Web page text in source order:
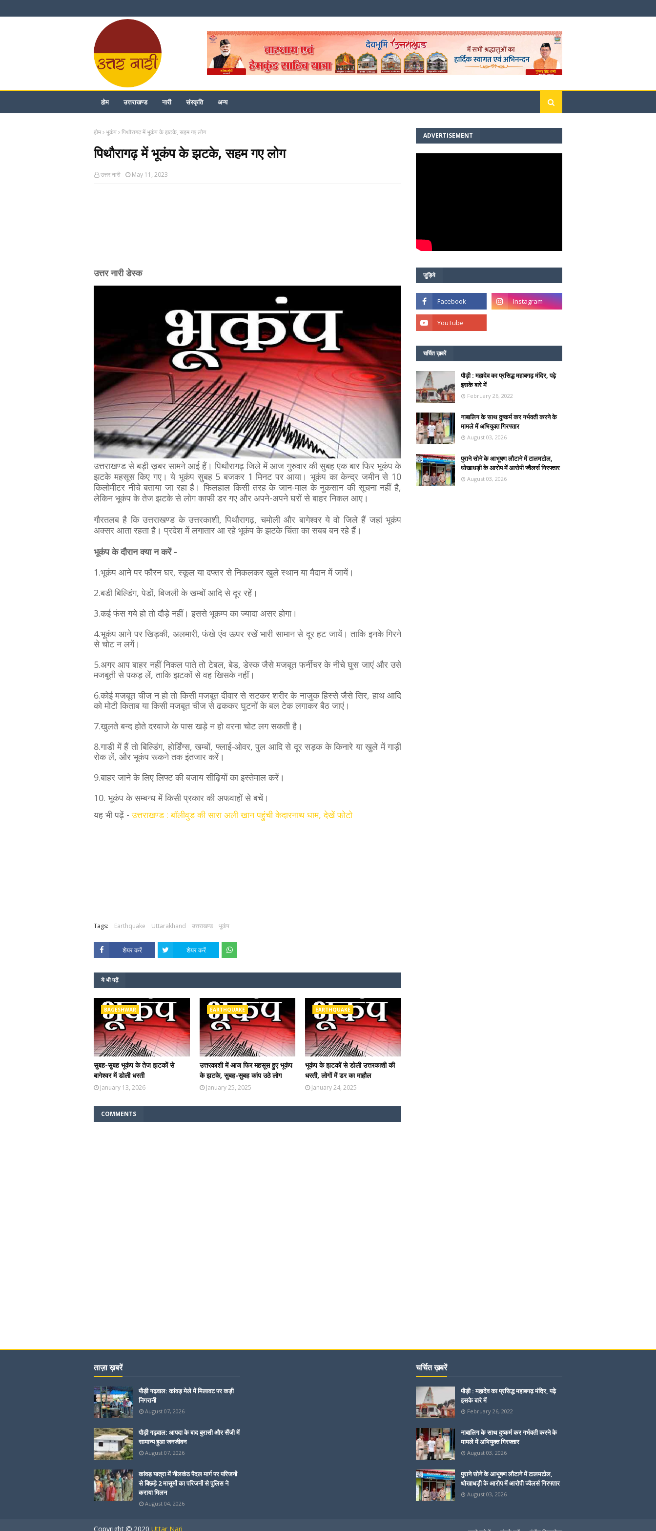
होम उत्तराखण्ड नारी संस्कृति अन्य
होम भूकंप पिथौरागढ़ में भूकंप के झटके, सहम गए लोग
पिथौरागढ़ में भूकंप के झटके, सहम गए लोग
उत्तर नारी May 11, 2023
उत्तर नारी डेस्क
उत्तराखण्ड से बड़ी ख़बर सामने आई हैं। पिथौरागढ़ जिले में आज गुरुवार की सुबह एक बार फिर भूकंप के
झटके महसूस किए गए। ये भूकंप सुबह 5 बजकर 1 मिनट पर आया। भूकंप का केन्द्र जमीन से 10
किलोमीटर नीचे बताया जा रहा है। फिलहाल किसी तरह के जान-माल के नुकसान की सूचना नहीं है,
लेकिन भूकंप के तेज झटके से लोग काफी डर गए और अपने-अपने घरों से बाहर निकल आए।
गौरतलब है कि उत्तराखण्ड के उत्तरकाशी, पिथौरागढ़, चमोली और बागेश्वर ये वो जिले हैं जहां भूकंप
अक्सर आता रहता है। प्रदेश में लगातार आ रहे भूकंप के झटके चिंता का सबब बन रहे हैं।
भूकंप के दौरान क्या न करें -
1.भूकंप आने पर फौरन घर, स्कूल या दफ्तर से निकलकर खुले स्थान या मैदान में जायें।
2.बडी बिल्डिंग, पेडों, बिजली के खम्बों आदि से दूर रहें।
3.कई फंस गये हो तो दौड़े नहीं। इससे भूकम्प का ज्यादा असर होगा।
4.भूकंप आने पर खिड़की, अलमारी, फंखे एंव ऊपर रखें भारी सामान से दूर हट जायें। ताकि इनके गिरने
से चोट न लगें।
5.अगर आप बाहर नहीं निकल पाते तो टेबल, बेड, डेस्क जैसे मजबूत फर्नीचर के नीचे घुस जाएं और उसे
मजबूती से पकड़ लें, ताकि झटकों से वह खिसके नहीं।
6.कोई मजबूत चीज न हो तो किसी मजबूत दीवार से सटकर शरीर के नाजुक हिस्से जैसे सिर, हाथ आदि
को मोटी किताब या किसी मजबूत चीज से ढककर घुटनों के बल टेक लगाकर बैठ जाएं।
7.खुलते बन्द होते दरवाजे के पास खड़े न हो वरना चोट लग सकती है।
8.गाडी में हैं तो बिल्डिंग, होर्डिंग्स, खम्बों, फ्लाई-ओवर, पुल आदि से दूर सड़क के किनारे या खुले में गाड़ी
रोक लें, और भूकंप रूकने तक इंतजार करें।
9.बाहर जाने के लिए लिफ्ट की बजाय सीढ़ियों का इस्तेमाल करें।
10. भूकंप के सम्बन्ध में किसी प्रकार की अफवाहों से बचें।
यह भी पढ़ें -उत्तराखण्ड : बॉलीवुड की सारा अली खान पहुंची केदारनाथ धाम, देखें फोटो
Tags: Earthquake Uttarakhand उत्तराखण्ड भूकंप
शेयर करें शेयर करें
ये भी पढ़ें
BAGESHWAR
सुबह-सुबह भूकंप के तेज झटकों से
बागेश्वर में डोली धरती
January 13, 2026
EARTHQUAKE
उत्तरकाशी में आज फिर महसूस हुए भूकंप
के झटके, सुबह-सुबह कांप उठे लोग
January 25, 2025
EARTHQUAKE
भूकंप के झटकों से डोली उत्तरकाशी की
धरती, लोगों में डर का माहौल
January 24, 2025
COMMENTS
ADVERTISEMENT
जुड़िये
चर्चित ख़बरें
पौड़ी : महादेव का प्रसिद्ध महाबगढ़ मंदिर, पढ़े
इसके बारे में
February 26, 2022
नाबालिग के साथ दुष्कर्म कर गर्भवती करने के
मामले में अभियुक्त गिरफ्तार
August 03, 2026
पुराने सोने के आभूषण लौटाने में टालमटोल,
धोखाधड़ी के आरोप में आरोपी ज्वैलर्स गिरफ्तार
August 03, 2026
ताज़ा ख़बरें
पौड़ी गढ़वाल: कांवड़ मेले में मिलावट पर कड़ी
निगरानी
August 07, 2026
पौड़ी गढ़वाल: आपदा के बाद बुरासी और सैंजी में
सामान्य हुआ जनजीवन
August 07, 2026
कांवड़ यात्रा में नीलकंठ पैदल मार्ग पर परिजनों
से बिछड़े 2 मासूमों का परिजनों से पुलिस ने
कराया मिलन
August 04, 2026
चर्चित ख़बरें
पौड़ी : महादेव का प्रसिद्ध महाबगढ़ मंदिर, पढ़े
इसके बारे में
February 26, 2022
नाबालिग के साथ दुष्कर्म कर गर्भवती करने के
मामले में अभियुक्त गिरफ्तार
August 03, 2026
पुराने सोने के आभूषण लौटाने में टालमटोल,
धोखाधड़ी के आरोप में आरोपी ज्वैलर्स गिरफ्तार
August 03, 2026
Copyright 2020 Uttar Nari